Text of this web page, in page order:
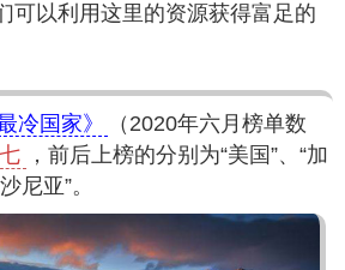
可以利用这里的资源获得富足的
冷国家》
（2020年六月榜单数
，前后上榜的分别为“美国”、“加
尼亚”。